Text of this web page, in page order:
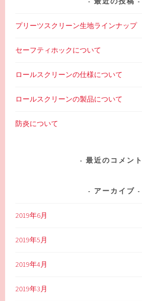
プリーツスクリーン生地ラインナップ
セーフティホックについて
ロールスクリーンの仕様について
ロールスクリーンの製品について
防炎について
最近のコメント
アーカイブ
2019年6月
2019年5月
2019年4月
2019年3月